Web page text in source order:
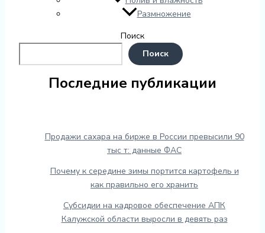
Размножение
Поиск
Поиск
Последние публикации
Продажи сахара на бирже в России превысили 90
тыс т: данные ФАС
Почему к середине зимы портится картофель и
как правильно его хранить
Субсидии на кадровое обеспечение АПК
Калужской области выросли в девять раз